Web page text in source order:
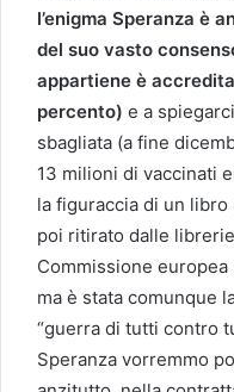
l’enigma Speranza è
del suo vasto
appartiene è
percento) e a
sbagliata (a fine
13 milioni di vaccinati
la figuraccia di un
poi ritirato dalle
Commissione
ma è stata comunque
“guerra di tutti contro
Speranza vorremmo